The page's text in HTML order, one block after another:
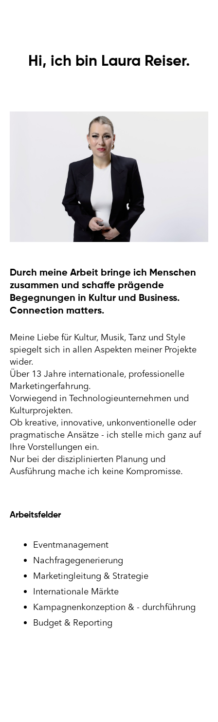
Hi, ich bin Laura Reiser.
Durch meine Arbeit bringe ich Menschen
zusammen und schaffe prägende
Begegnungen in Kultur und Business.
Connection matters.
Meine Liebe für Kultur, Musik, Tanz und Style
spiegelt sich in allen Aspekten meiner Projekte
wider.
Über 13 Jahre internationale, professionelle
Marketingerfahrung.
Vorwiegend in Technologieunternehmen und
Kulturprojekten.
Ob kreative, innovative, unkonventionelle oder
pragmatische Ansätze - ich stelle mich ganz auf
Ihre Vorstellungen ein.
Nur bei der disziplinierten Planung und
Ausführung mache ich keine Kompromisse.
Arbeitsfelder
Eventmanagement
Nachfragegenerierung
Marketingleitung & Strategie
Internationale Märkte
Kampagnenkonzeption & - durchführung
Budget & Reporting